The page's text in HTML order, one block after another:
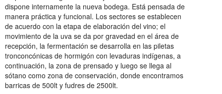
dispone internamente la nueva bodega. Está pensada de
manera práctica y funcional. Los sectores se establecen
de acuerdo con la etapa de elaboración del vino; el
movimiento de la uva se da por gravedad en el área de
recepción, la fermentación se desarrolla en las piletas
tronconcónicas de hormigón con levaduras indígenas, a
continuación, la zona de prensado y luego se llega al
sótano como zona de conservación, donde encontramos
barricas de 500lt y fudres de 2500lt.